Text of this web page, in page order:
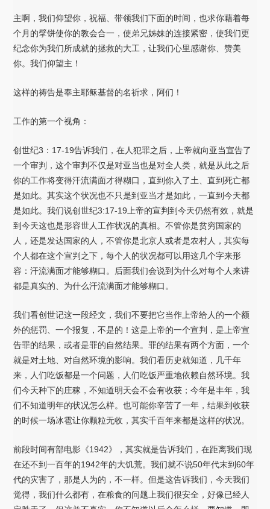
主啊，我们仰望你，祝福、带领我们下面的时间，也求你藉着每
个月的擘饼使你的教会合一，使弟兄姊妹的连接紧密，使我们更
纪念你为我们所成就的拯救的大工，让我们心里感谢你、赞美
你。我们仰望主！
这样的祷告是奉主耶稣基督的名祈求，阿们！
工作的第一个视角：
创世纪3：17-19告诉我们，在人犯罪之后，上帝就向亚当宣告了
一个审判，这个审判不仅是对亚当也是对全人类，就是从此之后
你的工作将变得汗流满面才得糊口，直到你入了土、直到死亡都
是如此。其实这个状况也不只是到亚当才是如此，一直到今天都
是如此。我们说创世纪3:17-19上帝的宣判到今天仍然有效，就是
到今天这也是形容世人工作状况的真相。不管你是贫穷国家的
人，还是发达国家的人，不管你是北京人或者是农村人，其实每
个人都在这个宣判之下，每个人的状况都可以用这几个字来形
容：汗流满面才能够糊口。后面我们会说到为什么对每个人来讲
都是真实的、为什么汗流满面才能够糊口。
我们看创世记这一段经文，我们不要把它当作上帝给人的一个额
外的惩罚、一个报复，不是的！这是上帝的一个宣判，是上帝宣
告罪的结果，或者是罪的自然结果。罪的结果有两个方面，一个
就是对土地、对自然环境的影响。我们看历史就知道，几千年
来，人们吃饭都是一个问题，人们吃饭严重地依赖自然环境。我
们今天种下的庄稼，不知道明天会不会有收获；今年是丰年，我
们不知道明年的状况怎么样。也可能你辛苦了一年，结果到收获
的时候一场冰雹让你颗粒无收，其实千百年来都是这样的状况。
前段时间有部电影《1942》，其实就是告诉我们，在距离我们现
在还不到一百年的1942年的大饥荒。我们就不说50年代末到60年
代的灾害了，那是人为的，不一样。但是这告诉我们，今天我们
觉得，我们什么都有，在粮食的问题上我们很安全，好像已经人